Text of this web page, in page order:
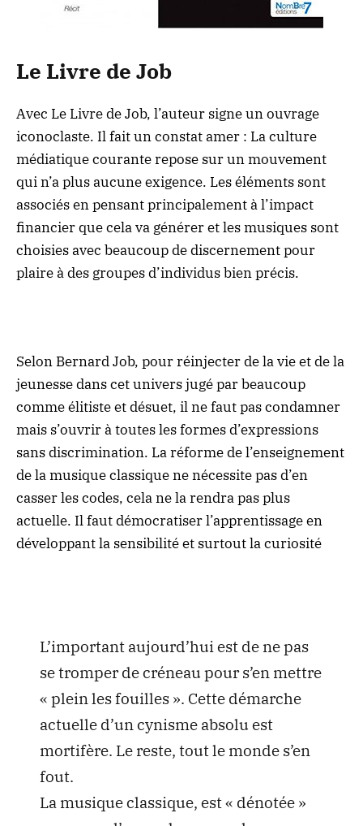
Le Livre de Job
Avec Le Livre de Job, l’auteur signe un ouvrage
iconoclaste. Il fait un constat amer : La culture
médiatique courante repose sur un mouvement
qui n’a plus aucune exigence. Les éléments sont
associés en pensant principalement à l’impact
financier que cela va générer et les musiques sont
choisies avec beaucoup de discernement pour
plaire à des groupes d’individus bien précis.
Selon Bernard Job, pour réinjecter de la vie et de la
jeunesse dans cet univers jugé par beaucoup
comme élitiste et désuet, il ne faut pas condamner
mais s’ouvrir à toutes les formes d’expressions
sans discrimination. La réforme de l’enseignement
de la musique classique ne nécessite pas d’en
casser les codes, cela ne la rendra pas plus
actuelle. Il faut démocratiser l’apprentissage en
développant la sensibilité et surtout la curiosité
L’important aujourd’hui est de ne pas
se tromper de créneau pour s’en mettre
« plein les fouilles ». Cette démarche
actuelle d’un cynisme absolu est
mortifère. Le reste, tout le monde s’en
fout.
La musique classique, est « dénotée »